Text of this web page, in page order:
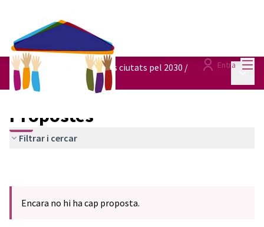
Entra
Planificació i disseny de les ciutats pel 2030 /
Propostes
Propostes
Filtrar i cercar
Encara no hi ha cap proposta.